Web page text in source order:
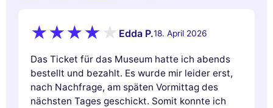
Edda P.18. April 2026
Das Ticket für das Museum hatte ich abends
bestellt und bezahlt. Es wurde mir leider erst,
nach Nachfrage, am späten Vormittag des
nächsten Tages geschickt. Somit konnte ich